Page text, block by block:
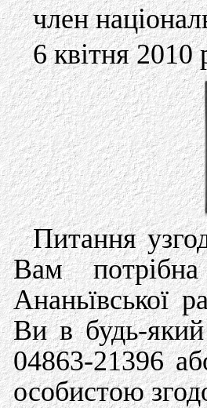
член
6 квітня 2010
Питання
Вам
Ананьївської
Ви в будь-
04863-21396
особистою